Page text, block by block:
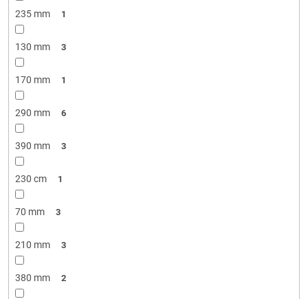
235 mm 1
130 mm 3
170 mm 1
290 mm 6
390 mm 3
230 cm 1
70 mm 3
210 mm 3
380 mm 2